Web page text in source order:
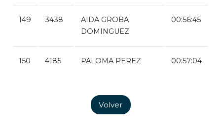
149 3438
AIDA GROBA
DOMINGUEZ
00:56:45
150 4185 PALOMA PEREZ 00:57:04
Volver